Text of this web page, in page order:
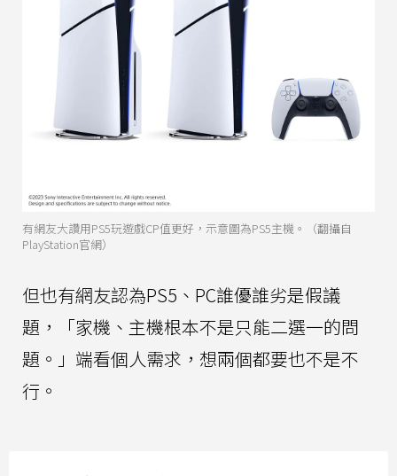
有網友大讚用PS5玩遊戲CP值更好，示意圖為PS5主機。（翻攝自
PlayStation官網）
但也有網友認為PS5、PC誰優誰劣是假議
題，「家機、主機根本不是只能二選一的問
題。」端看個人需求，想兩個都要也不是不
行。